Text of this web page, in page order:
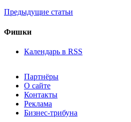
Предыдущие статьи
Фишки
Календарь в RSS
Партнёры
О сайте
Контакты
Реклама
Бизнес-трибуна